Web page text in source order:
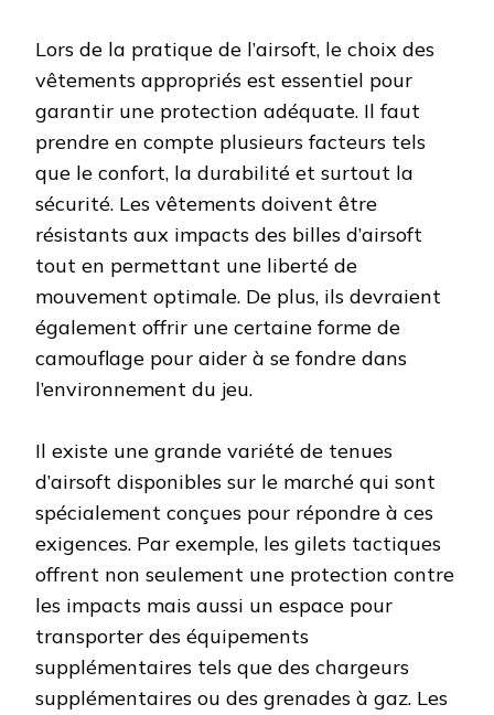
Lors de la pratique de l’airsoft, le choix des
vêtements appropriés est essentiel pour
garantir une protection adéquate. Il faut
prendre en compte plusieurs facteurs tels
que le confort, la durabilité et surtout la
sécurité. Les vêtements doivent être
résistants aux impacts des billes d’airsoft
tout en permettant une liberté de
mouvement optimale. De plus, ils devraient
également offrir une certaine forme de
camouflage pour aider à se fondre dans
l’environnement du jeu.
Il existe une grande variété de tenues
d’airsoft disponibles sur le marché qui sont
spécialement conçues pour répondre à ces
exigences. Par exemple, les gilets tactiques
offrent non seulement une protection contre
les impacts mais aussi un espace pour
transporter des équipements
supplémentaires tels que des chargeurs
supplémentaires ou des grenades à gaz. Les